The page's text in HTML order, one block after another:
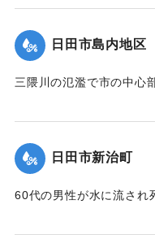
【石碑の碑文】
洪水記念碑
前日ヨリノ雨朝来ヨリ豪
棟其他四棟流出埋没部落全
戸床上浸水セリ
依テ碑ヲ建テ記念トス
※碑文の画像・翻刻は「
【出典：昭和28年西日本
岸より第4と第5橋脚間の
字形をなして決潰、次い
順次に橋体は全部流失し
後に第3橋脚が流失した。
【出典：昭和28年西日本
1957）】
｜固有コード:
日田市島内地区
三隈川の氾濫で市の中心
うち60町歩の田畑が石こ
流され、倒壊したため、
生活を送った。
【出典：日田水害誌（池
日田市新治町
60代の男性が水に流され